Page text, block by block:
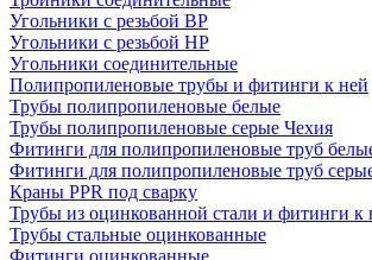
Угольники с резьбой ВР
Угольники с резьбой НР
Угольники соединительные
Полипропиленовые трубы и фитинги к ней
Трубы полипропиленовые белые
Трубы полипропиленовые серые Чехия
Фитинги для полипропиленовые труб
Фитинги для полипропиленовые труб
Краны PPR под сварку
Трубы из оцинкованной стали и фитинги к
Трубы стальные оцинкованные
Фитинги оцинкованные